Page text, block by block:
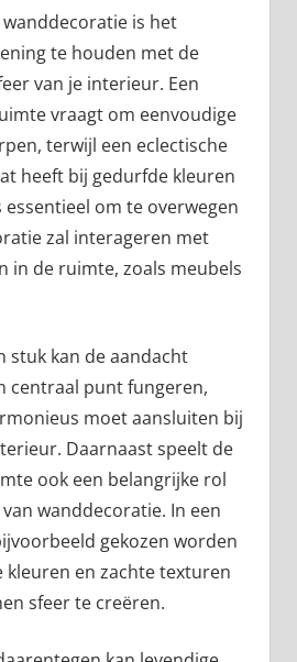
is het
te houden met de
van je interieur. Een
vraagt om eenvoudige
terwijl een eclectische
heeft bij gedurfde kleuren
om te overwegen
zal interageren met
in de ruimte, zoals meubels
stuk kan de aandacht
centraal punt fungeren,
moet aansluiten bij
Daarnaast speelt de
ook een belangrijke rol
wanddecoratie. In een
gekozen worden
en zachte texturen
sfeer te creëren.